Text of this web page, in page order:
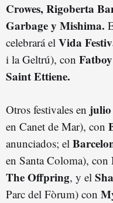
Crowes, Rigoberta
Garbage y Mishima.
celebrará el Vida
i la Geltrú), con
Saint Ettiene.
Otros festivales en julio
en Canet de Mar), con
anunciados; el
en Santa Coloma), con
The Offpring, y el
Parc del Fòrum) con